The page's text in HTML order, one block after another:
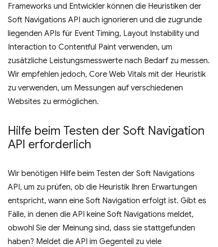
Frameworks und Entwickler können die Heuristiken der
Soft Navigations API auch ignorieren und die zugrunde
liegenden APIs für Event Timing, Layout Instability und
Interaction to Contentful Paint verwenden, um
zusätzliche Leistungsmesswerte nach Bedarf zu messen.
Wir empfehlen jedoch, Core Web Vitals mit der Heuristik
zu verwenden, um Messungen auf verschiedenen
Websites zu ermöglichen.
Hilfe beim Testen der Soft Navigation
API erforderlich
Wir benötigen Hilfe beim Testen der Soft Navigations
API, um zu prüfen, ob die Heuristik Ihren Erwartungen
entspricht, wann eine Soft Navigation erfolgt ist. Gibt es
Fälle, in denen die API keine Soft Navigations meldet,
obwohl Sie der Meinung sind, dass sie stattgefunden
haben? Meldet die API im Gegenteil zu viele